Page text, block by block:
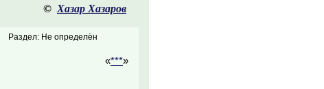
© Хазар Хазаров
Раздел: Не определён
«***»